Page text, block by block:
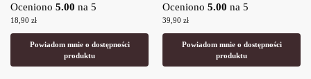
Oceniono 5.00 na 5
18,90 zł
Powiadom mnie o dostępności
produktu
Oceniono 5.00 na 5
39,90 zł
Powiadom mnie o dostępności
produktu